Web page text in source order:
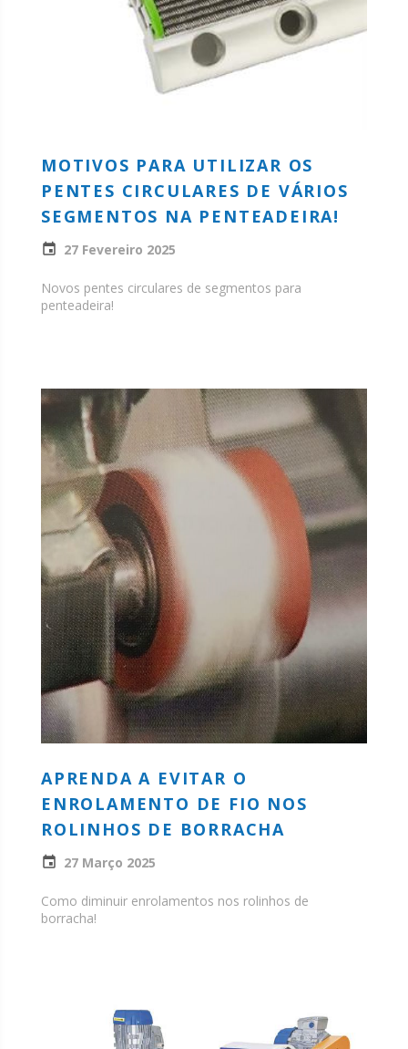
MOTIVOS PARA UTILIZAR OS
PENTES CIRCULARES DE VÁRIOS
SEGMENTOS NA PENTEADEIRA!
27 Fevereiro 2025
Novos pentes circulares de segmentos para
penteadeira!
APRENDA A EVITAR O
ENROLAMENTO DE FIO NOS
ROLINHOS DE BORRACHA
27 Março 2025
Como diminuir enrolamentos nos rolinhos de
borracha!